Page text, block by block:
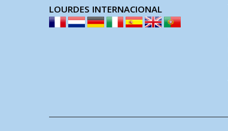
LOURDES INTERNACIONAL